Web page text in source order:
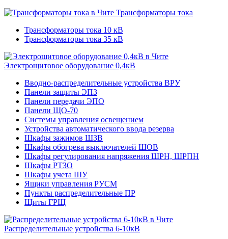
Трансформаторы тока
Трансформаторы тока 10 кВ
Трансформаторы тока 35 кВ
Электрощитовое оборудование 0,4кВ
Вводно-распределительные устройства ВРУ
Панели защиты ЭПЗ
Панели передачи ЭПО
Панели ЩО-70
Системы управления освещением
Устройства автоматического ввода резерва
Шкафы зажимов ШЗВ
Шкафы обогрева выключателей ШОВ
Шкафы регулирования напряжения ШРН, ШРПН
Шкафы РТЗО
Шкафы учета ШУ
Ящики управления РУСМ
Пункты распределительные ПР
Щиты ГРЩ
Распределительные устройства 6-10кВ